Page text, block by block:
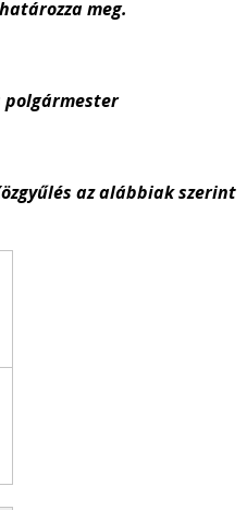
meg.
polgármester
az alábbiak szerint